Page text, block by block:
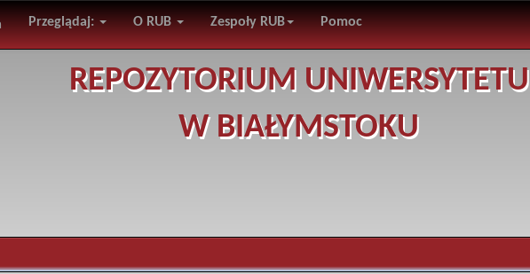
Przeglądaj: O RUB Zespoły RUB Pomoc
REPOZYTORIUM UNIWERSYTETU
W BIAŁYMSTOKU